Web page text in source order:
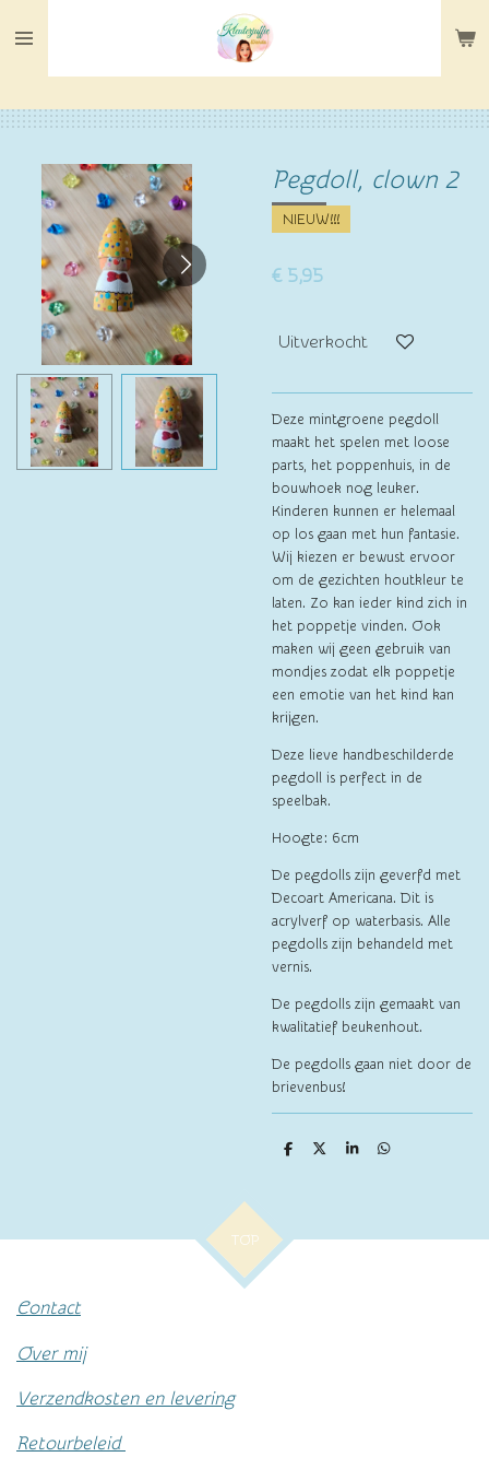
direct
hoofdinhoud
Pegdoll, clown 2
NIEUW!!!
€ 5,95
Uitverkocht
Deze mintgroene pegdoll
maakt het spelen met loose
parts, het poppenhuis, in de
bouwhoek nog leuker.
Kinderen kunnen er helemaal
op los gaan met hun fantasie.
Wij kiezen er bewust ervoor
om de gezichten houtkleur te
laten. Zo kan ieder kind zich in
het poppetje vinden. Ook
maken wij geen gebruik van
mondjes zodat elk poppetje
een emotie van het kind kan
krijgen.
Deze lieve handbeschilderde
pegdoll is perfect in de
speelbak.
Hoogte: 6cm
De pegdolls zijn geverfd met
Decoart Americana. Dit is
acrylverf op waterbasis. Alle
pegdolls zijn behandeld met
vernis.
De pegdolls zijn gemaakt van
kwalitatief beukenhout.
De pegdolls gaan niet door de
brievenbus!
D
D
S
D
TOP
Contact
Over mij
Verzendkosten en levering
Retourbeleid